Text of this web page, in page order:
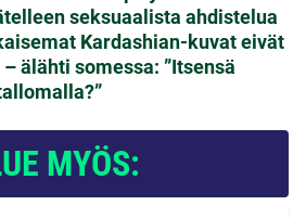
seksuaalista ahdistelua
Kardashian-kuvat eivät
älähti somessa: ”Itsensä
MYÖS: